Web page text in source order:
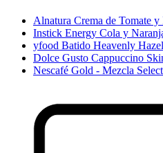
Alnatura Crema de Tomate
Instick Energy Cola y
yfood Batido Heavenly
Dolce Gusto Cappuccino
Nescafé Gold - Mezcla